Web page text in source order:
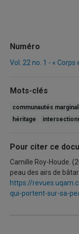
Numéro
Vol. 22 no. 1 - «
Mots-clés
communautés
héritage
Pour citer ce
Camille Roy-Houde.
peau des airs de
https://
qui-portent-sur-sa-